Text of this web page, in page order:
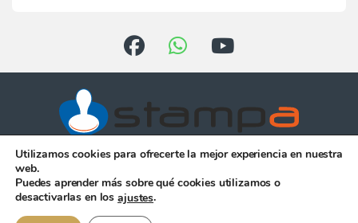
Atención telefónica de 10:00 h.
a 13:00 h. de Lunes a Viernes
956 344 058
Utilizamos cookies para ofrecerte la mejor experiencia en nuestra
web.
Puedes aprender más sobre qué cookies utilizamos o
desactivarlas en losajustes.